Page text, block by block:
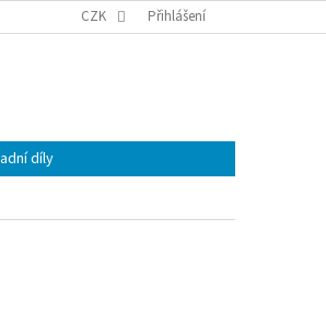
REKLAMACE
CZK Přihlášení
díly